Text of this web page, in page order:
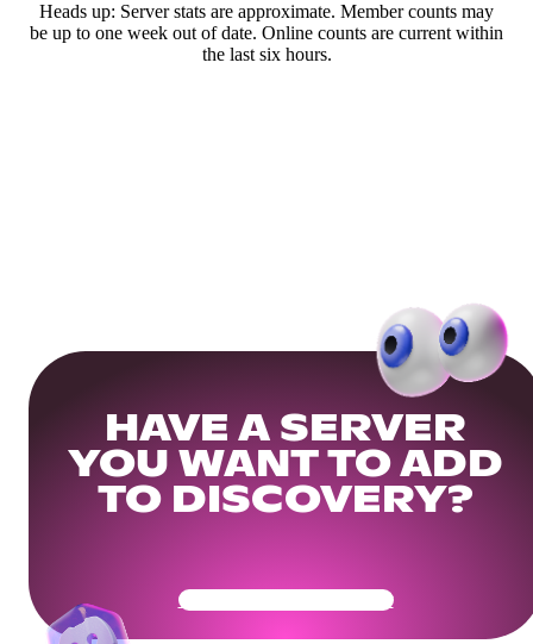
Heads up: Server stats are approximate. Member counts may
be up to one week out of date. Online counts are current within
the last six hours.
HAVE A SERVER
YOU WANT TO ADD
TO DISCOVERY?
Get Your Community Ready